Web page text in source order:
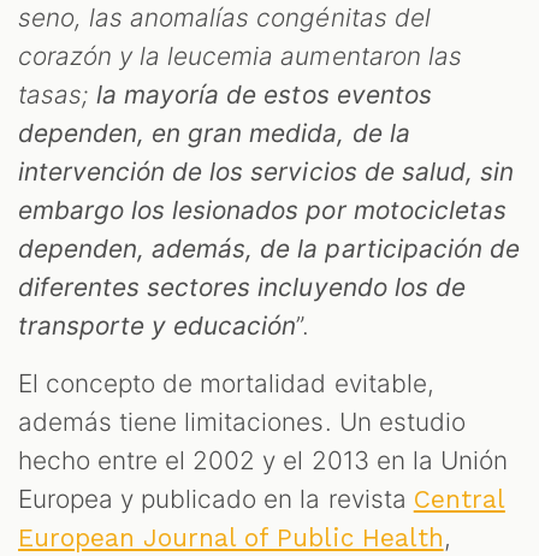
seno, las anomalías congénitas del
corazón y la leucemia aumentaron las
tasas; la mayoría de estos eventos
dependen, en gran medida, de la
intervención de los servicios de salud, sin
embargo los lesionados por motocicletas
dependen, además, de la participación de
diferentes sectores incluyendo los de
transporte y educación”.
El concepto de mortalidad evitable,
además tiene limitaciones. Un estudio
hecho entre el 2002 y el 2013 en la Unión
Europea y publicado en la revista Central
European Journal of Public Health,